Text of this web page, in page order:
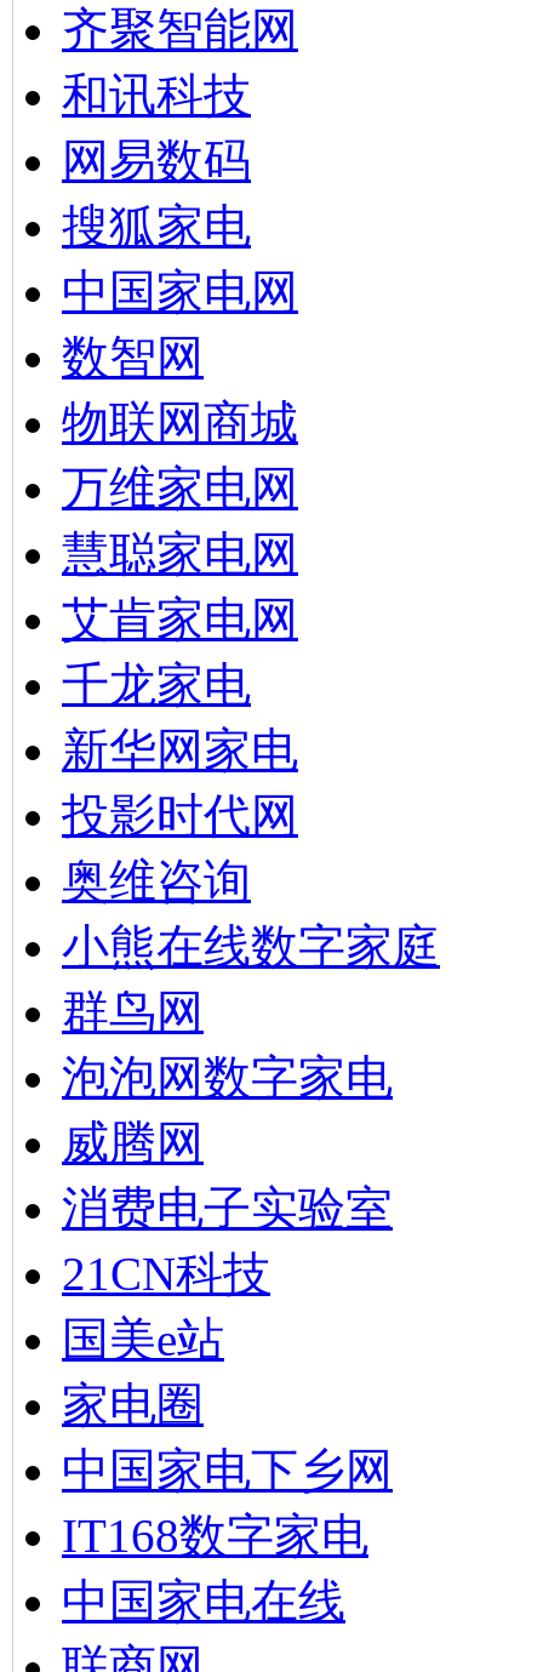
齐聚智能网
和讯科技
网易数码
搜狐家电
中国家电网
数智网
物联网商城
万维家电网
慧聪家电网
艾肯家电网
千龙家电
新华网家电
投影时代网
奥维咨询
小熊在线数字家庭
群鸟网
泡泡网数字家电
威腾网
消费电子实验室
21CN科技
国美e站
家电圈
中国家电下乡网
IT168数字家电
中国家电在线